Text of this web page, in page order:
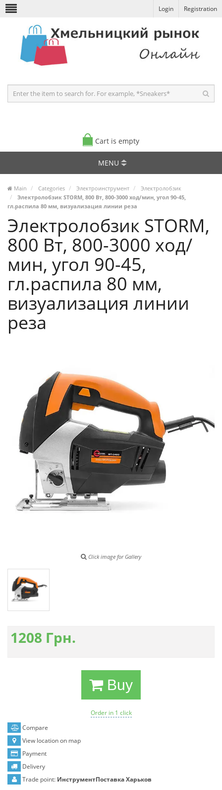
Login Registration
Cart is empty
MENU
Main Categories Электроинструмент
Электролобзик
Электролобзик STORM, 800 Вт, 800-3000 ход/мин, угол 90-45,
гл.распила 80 мм, визуализация линии реза
Электролобзик STORM,
800 Вт, 800-3000 ход/
мин, угол 90-45,
гл.распила 80 мм,
визуализация линии
реза
Click image for Gallery
1208 Грн.
Buy
Order in 1 click
Compare
View location on map
Payment
Delivery
Trade point: ИнструментПоставка Харьков